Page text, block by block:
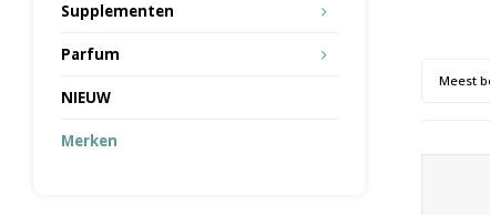
Supplementen
Parfum
NIEUW
Merken
Meest